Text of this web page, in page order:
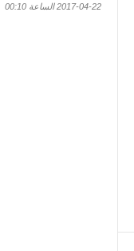
2017-04-22 الساعة 00:10